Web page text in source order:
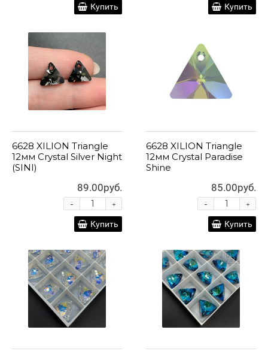
Купить Купить
6628 XILION Triangle
12мм Crystal Silver Night
(SINI)
89.00руб.
+
-
Купить
6628 XILION Triangle
12мм Crystal Paradise
Shine
85.00руб.
+
-
Купить